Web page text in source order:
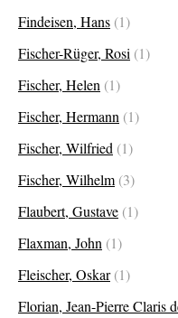
Findeisen, Hans (1)
Fischer-Rüger, Rosi (1)
Fischer, Helen (1)
Fischer, Hermann (1)
Fischer, Wilfried (1)
Fischer, Wilhelm (3)
Flaubert, Gustave (1)
Flaxman, John (1)
Fleischer, Oskar (1)
Florian, Jean-Pierre Claris